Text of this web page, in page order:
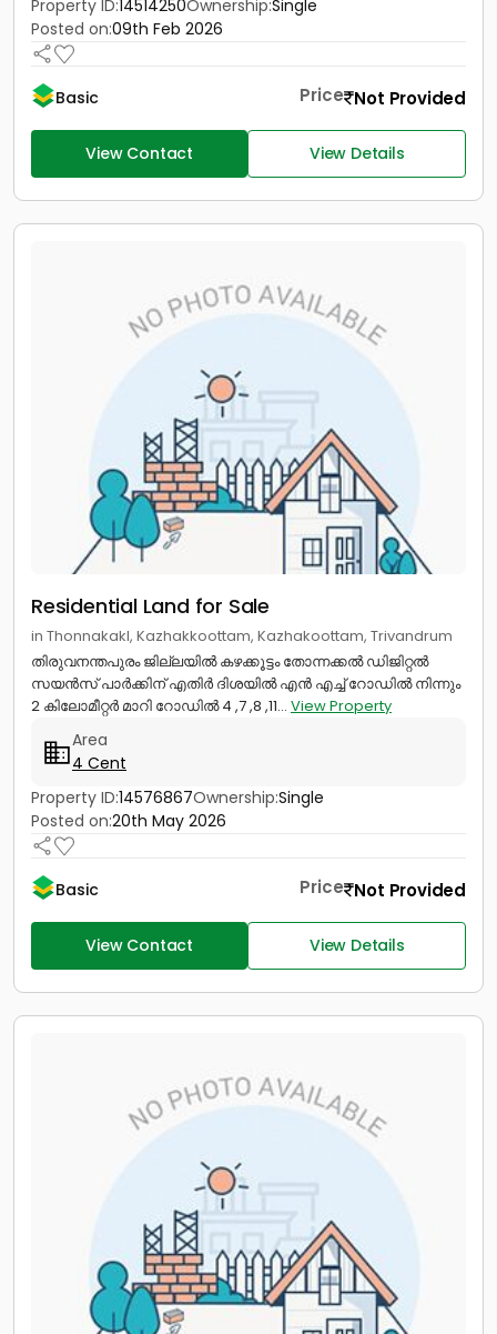
Property ID:14514250Ownership:Single
Posted on:09th Feb 2026
Basic Price Not Provided
View Contact View Details
Residential Land for Sale
in Thonnakakl, Kazhakkoottam, Kazhakoottam, Trivandrum
തിരുവനന്തപുരം ജില്ലയിൽ കഴക്കൂട്ടം തോന്നക്കൽ ഡിജിറ്റൽ
സയൻസ് പാർക്കിന് എതിർ ദിശയിൽ എൻ എച്ച് റോഡിൽ നിന്നും
2 കിലോമീറ്റർ മാറി റോഡിൽ 4 ,7 ,8 ,11... View Property
Area
4 Cent
Property ID:14576867Ownership:Single
Posted on:20th May 2026
Basic Price Not Provided
View Contact View Details